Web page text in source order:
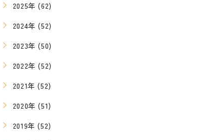
2025年 (62)
2024年 (52)
2023年 (50)
2022年 (52)
2021年 (52)
2020年 (51)
2019年 (52)